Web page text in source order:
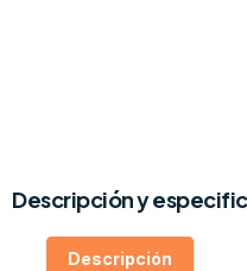
Descripción y
Descripción